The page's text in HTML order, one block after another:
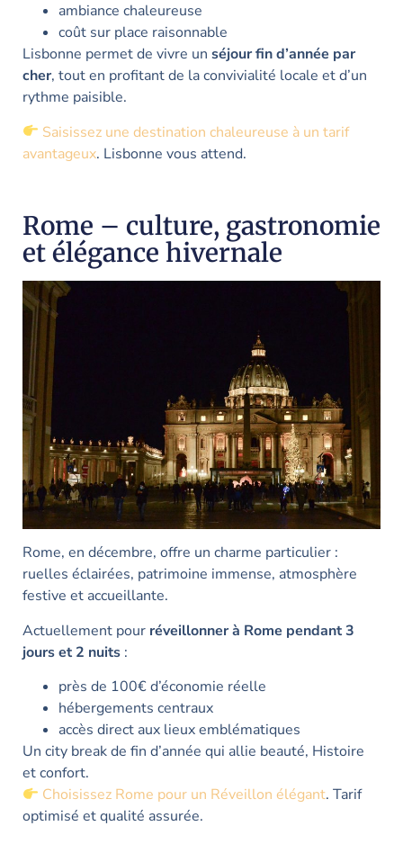
ambiance chaleureuse
coût sur place raisonnable
Lisbonne permet de vivre un séjour fin d’année par
cher, tout en profitant de la convivialité locale et d’un
rythme paisible.
Saisissez une destination chaleureuse à un tarif
avantageux. Lisbonne vous attend.
Rome – culture, gastronomie
et élégance hivernale
Rome, en décembre, offre un charme particulier :
ruelles éclairées, patrimoine immense, atmosphère
festive et accueillante.
Actuellement pour réveillonner à Rome pendant 3
jours et 2 nuits :
près de 100€ d’économie réelle
hébergements centraux
accès direct aux lieux emblématiques
Un city break de fin d’année qui allie beauté, Histoire
et confort.
Choisissez Rome pour un Réveillon élégant. Tarif
optimisé et qualité assurée.